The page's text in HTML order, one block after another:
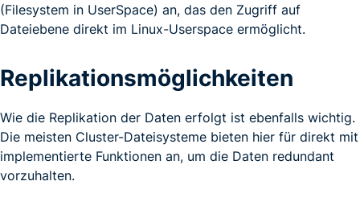
(Filesystem in UserSpace) an, das den Zugriff auf
Dateiebene direkt im Linux-Userspace ermöglicht.
Replikationsmöglichkeiten
Wie die Replikation der Daten erfolgt ist ebenfalls wichtig.
Die meisten Cluster-Dateisysteme bieten hier für direkt mit
implementierte Funktionen an, um die Daten redundant
vorzuhalten.